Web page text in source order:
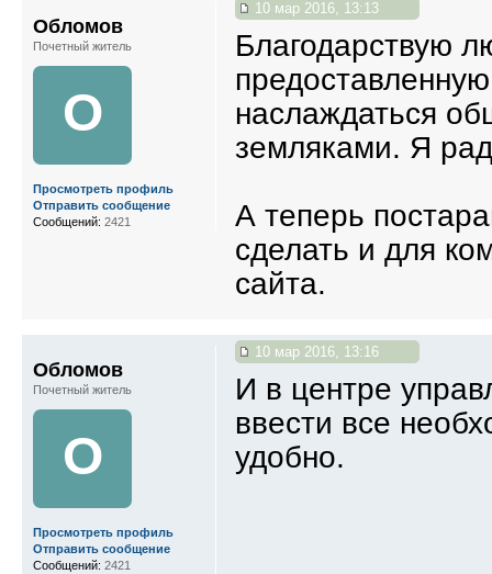
10 мар 2016, 13:13
Благодарствую
наслаждаться
земляками. Я
А теперь
сделать и для
сайта.
Обломов
Почетный житель
О
Просмотреть профиль
Отправить сообщение
Сообщений: 2421
10 мар 2016, 13:16
И в центре
ввести все
удобно.
Обломов
Почетный житель
О
Просмотреть профиль
Отправить сообщение
Сообщений: 2421